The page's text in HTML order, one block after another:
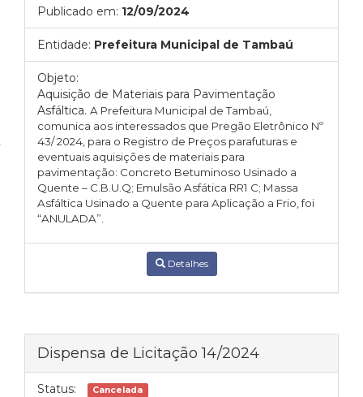
Publicado em: 12/09/2024
Entidade: Prefeitura Municipal de Tambaú
Objeto:
Aquisição de Materiais para Pavimentação
Asfáltica. A Prefeitura Municipal de Tambaú,
comunica aos interessados que Pregão Eletrônico Nº
43/ 2024, para o Registro de Preços parafuturas e
eventuais aquisições de materiais para
pavimentação: Concreto Betuminoso Usinado a
Quente – C.B.U.Q; Emulsão Asfática RR1 C; Massa
Asfáltica Usinado a Quente para Aplicação a Frio,foi
“ANULADA”.
Detalhes
Dispensa de Licitação 14/2024
Status: Cancelada